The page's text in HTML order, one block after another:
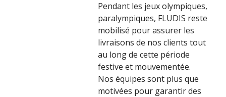
Pendant les jeux olympiques,
paralympiques, FLUDIS reste
mobilisé pour assurer les
livraisons de nos clients tout
au long de cette période
festive et mouvementée.
Nos équipes sont plus que
motivées pour garantir des